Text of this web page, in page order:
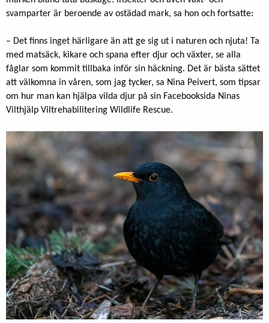
svamparter är beroende av ostädad mark, sa hon och fortsatte:
– Det finns inget härligare än att ge sig ut i naturen och njuta! Ta
med matsäck, kikare och spana efter djur och växter, se alla
fåglar som kommit tillbaka inför sin häckning. Det är bästa sättet
att välkomna in våren, som jag tycker, sa Nina Peivert, som tipsar
om hur man kan hjälpa vilda djur på sin Facebooksida Ninas
Vilthjälp Viltrehabilitering Wildlife Rescue.